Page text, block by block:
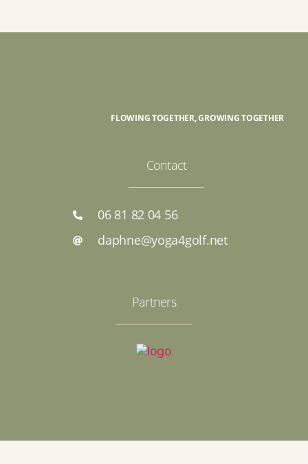
FLOWING TOGETHER, GROWING TOGETHER
Contact
06 81 82 04 56
daphne@yoga4golf.net
Partners